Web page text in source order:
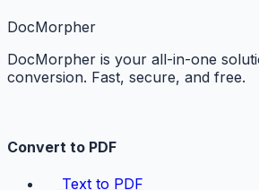
DocMorpher
DocMorpher is your all-in-one
conversion. Fast, secure, and free.
Convert to PDF
Text to PDF